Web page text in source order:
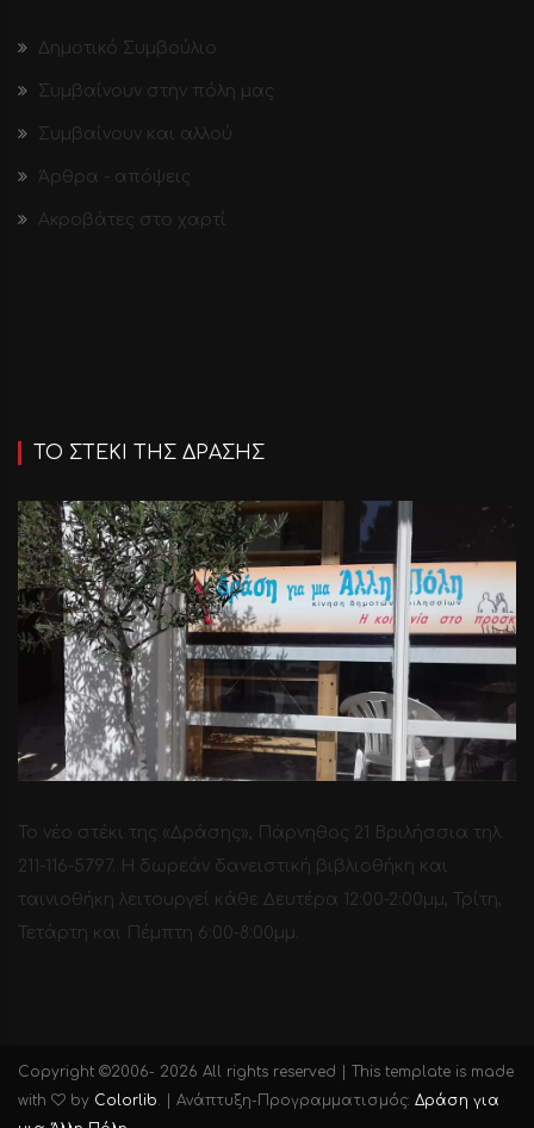
Δημοτικό Συμβούλιο
Συμβαίνουν στην πόλη μας
Συμβαίνουν και αλλού
Άρθρα - απόψεις
Ακροβάτες στο χαρτί
ΤΟ ΣΤΕΚΙ ΤΗΣ ΔΡΑΣΗΣ
Το νέο στέκι της «Δράσης», Πάρνηθος 21 Βριλήσσια τηλ.
211-116-5797. H δωρεάν δανειστική βιβλιοθήκη και
ταινιοθήκη λειτουργεί κάθε Δευτέρα 12:00-2:00μμ, Τρίτη,
Τετάρτη και Πέμπτη 6:00-8:00μμ.
Copyright ©2006- 2026 All rights reserved | This template is made
with
by Colorlib. | Ανάπτυξη-Προγραμματισμός: Δράση για